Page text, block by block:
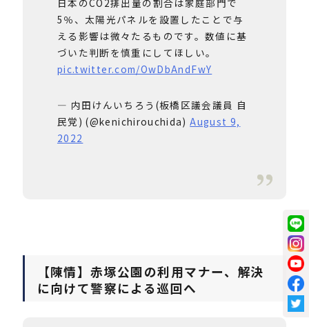
日本のCO2排出量の割合は家庭部門で
5％、太陽光パネルを設置したことで与
える影響は微々たるものです。数値に基
づいた判断を慎重にしてほしい。
pic.twitter.com/OwDbAndFwY
— 内田けんいちろう(板橋区議会議員 自
民党) (@kenichirouchida)August 9,
2022
【陳情】赤塚公園の利用マナー、解決
に向けて警察による巡回へ